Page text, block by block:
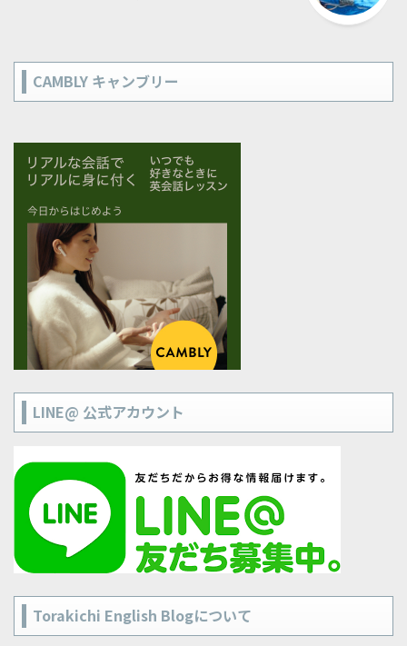
CAMBLY キャンブリー
LINE@ 公式アカウント
Torakichi English Blogについて